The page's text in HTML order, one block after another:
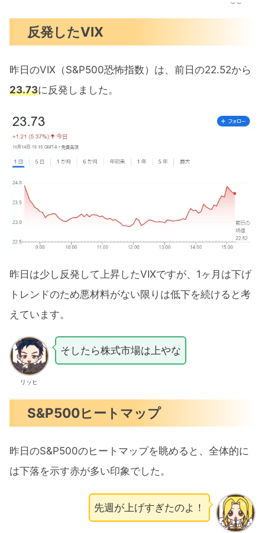
反発したVIX
昨日のVIX（S&P500恐怖指数）は、前日の22.52から
23.73に反発しました。
昨日は少し反発して上昇したVIXですが、1ヶ月は下げ
トレンドのため悪材料がない限りは低下を続けると考
えています。
リッヒ
そしたら株式市場は上やな
S&P500ヒートマップ
昨日のS&P500のヒートマップを眺めると、全体的に
は下落を示す赤が多い印象でした。
先週が上げすぎたのよ！